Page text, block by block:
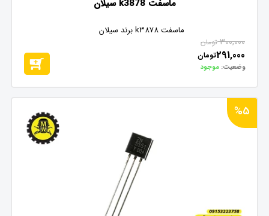
ماسفت k3878 سیلان
ماسفت k3878 برند سیلان
300,000 تومان
291,000تومان
وضعیت: موجود
%5